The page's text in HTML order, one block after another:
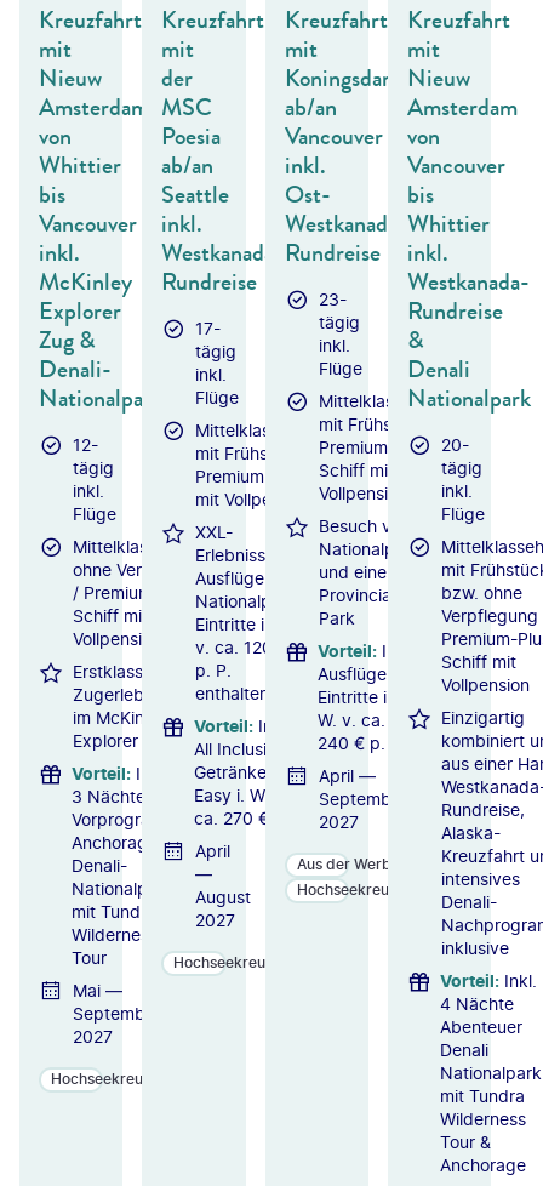
Kreuzfahrt
mit
Nieuw
Amsterdam
von
Whittier
bis
Vancouver
inkl.
McKinley
Explorer
Zug &
Denali-
Nationalpark
12-
tägig
inkl.
Flüge
Mittelklassehotels
ohne Verpflegung
/ Premium-Plus-
Schiff mit
Vollpension
Erstklassiges
Zugerlebnis
im McKinley
Explorer
Vorteil: Inkl.
3 Nächte
Vorprogramm
Anchorage &
Denali-
Nationalpark
mit Tundra
Wilderness
Tour
Mai —
September
2027
Hochseekreuzfahrten
Kreuzfahrt
mit
der
MSC
Poesia
ab/an
Seattle
inkl.
Westkanada-
Rundreise
17-
tägig
inkl.
Flüge
Mittelklassehotels
mit Frühstück /
Premium-Schiff
mit Vollpension
XXL-
Erlebnisse:
Ausflüge &
Nationalpark-
Eintritte i. W.
v. ca. 120 €
p. P.
enthalten
Vorteil: Inkl.
All Inclusive-
Getränkepaket
Easy i. W. v.
ca. 270 € p. P.
April
—
August
2027
Hochseekreuzfahrten
Kreuzfahrt
mit
Koningsdam
ab/an
Vancouver
inkl.
Ost-
Westkanada-
Rundreise
23-
tägig
inkl.
Flüge
Mittelklassehotels
mit Frühstück /
Premium-Plus-
Schiff mit
Vollpension
Besuch von 4
Nationalparks
und einem
Provincial
Park
Vorteil: Inkl.
Ausflüge &
Eintritte i.
W. v. ca.
240 € p. P.
April —
September
2027
Aus der Werbung
Hochseekreuzfahrten
Kreuzfahrt
mit
Nieuw
Amsterdam
von
Vancouver
bis
Whittier
inkl.
Westkanada-
Rundreise
&
Denali
Nationalpark
20-
tägig
inkl.
Flüge
mit
bzw. ohne
Verpflegung
Premium-
Schiff mit
Vollpension
Einzigartig
kombiniert
aus einer
Rundreise,
Alaska-
Kreuzfahrt
intensives
Denali-
inklusive
Vorteil: Inkl.
4 Nächte
Abenteuer
Denali
Nationalpark
mit Tundra
Wilderness
Tour &
Anchorage